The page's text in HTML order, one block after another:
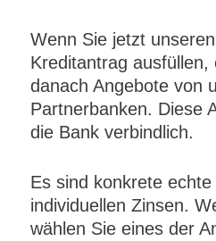
Wenn Sie jetzt
Kreditantrag ausfüllen,
danach Angebote von
Partnerbanken. Diese
die Bank verbindlich.
Es sind konkrete
individuellen Zinsen.
wählen Sie eines der